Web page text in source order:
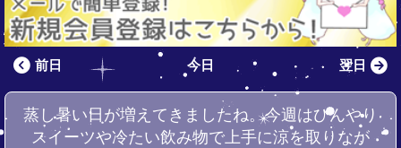
前日 今日 翌日
蒸し暑い日が増えてきましたね。今週はひんやり
スイーツや冷たい飲み物で上手に涼を取りなが